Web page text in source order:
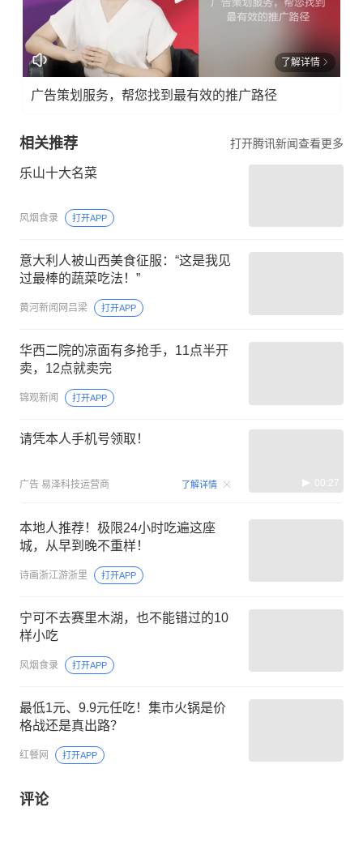
了解详情
广告策划服务，帮您找到最有效的推广路径
相关推荐 打开腾讯新闻查看更多
乐山十大名菜
风烟食录 打开APP
意大利人被山西美食征服：“这是我见
过最棒的蔬菜吃法！”
黄河新闻网吕梁 打开APP
华西二院的凉面有多抢手，11点半开
卖，12点就卖完
锦观新闻 打开APP
请凭本人手机号领取！
广告 易泽科技运营商 了解详情 00:27
本地人推荐！极限24小时吃遍这座
城，从早到晚不重样！
诗画浙江游浙里 打开APP
宁可不去赛里木湖，也不能错过的10
样小吃
风烟食录 打开APP
最低1元、9.9元任吃！集市火锅是价
格战还是真出路？
红餐网 打开APP
评论